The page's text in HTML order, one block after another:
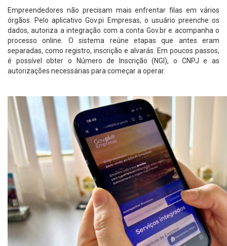
Empreendedores não precisam mais enfrentar filas em vários
órgãos. Pelo aplicativo Gov.pi Empresas, o usuário preenche os
dados, autoriza a integração com a conta Gov.br e acompanha o
processo online. O sistema reúne etapas que antes eram
separadas, como registro, inscrição e alvarás. Em poucos passos,
é possível obter o Número de Inscrição (NGI), o CNPJ e as
autorizações necessárias para começar a operar.